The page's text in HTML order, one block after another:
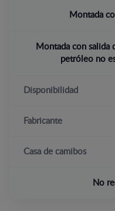
Montada
Montada con salida
petróleo no
Disponibilidad
Fabricante
Casa de camibos
No